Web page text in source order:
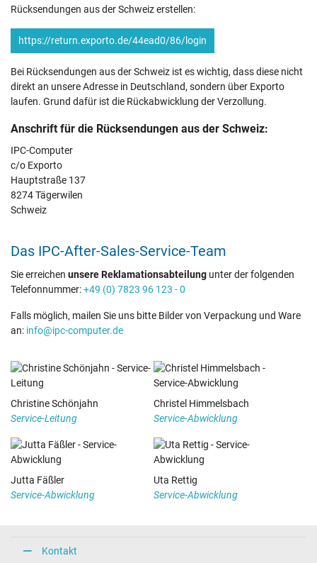
Rücksendungen aus der Schweiz erstellen:
https://return.exporto.de/44ead0/86/login
Bei Rücksendungen aus der Schweiz ist es wichtig, dass diese nicht
direkt an unsere Adresse in Deutschland, sondern über Exporto
laufen. Grund dafür ist die Rückabwicklung der Verzollung.
Anschrift für die Rücksendungen aus der Schweiz:
IPC-Computer
c/o Exporto
Hauptstraße 137
8274 Tägerwilen
Schweiz
Das IPC-After-Sales-Service-Team
Sie erreichen unsere Reklamationsabteilung unter der folgenden
Telefonnummer:+49 (0) 7823 96 123 - 0
Falls möglich, mailen Sie uns bitte Bilder von Verpackung und Ware
an: info@ipc-computer.de
Christine Schönjahn
Service-Leitung
Christel Himmelsbach
Service-Abwicklung
Jutta Fäßler
Service-Abwicklung
Uta Rettig
Service-Abwicklung
Kontakt